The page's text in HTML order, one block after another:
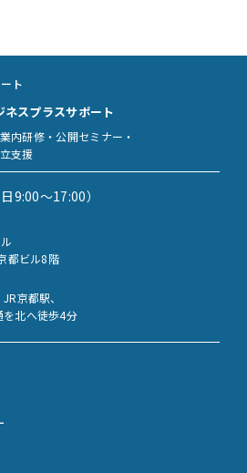
ト
ネスプラスサポート
内研修・公開セミナー・
支援
日9:00〜17:00）
都ビル8階
京都駅、
北へ徒歩4分